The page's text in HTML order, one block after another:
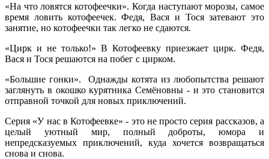
«На что ловятся котофеечки». Когда наступают морозы, самое
время ловить котофеечек. Федя, Вася и Тося затевают это
занятие, но котофеечки так легко не сдаются.
«Цирк и не только!» В Котофеевку приезжает цирк. Федя,
Вася и Тося решаются на побег с цирком.
«Большие гонки». Однажды котята из любопытства решают
заглянуть в окошко курятника Семёновны - и это становится
отправной точкой для новых приключений.
Серия «У нас в Котофеевке» - это не просто серия рассказов, а
целый уютный мир, полный доброты, юмора и
непредсказуемых приключений, куда хочется возвращаться
снова и снова.